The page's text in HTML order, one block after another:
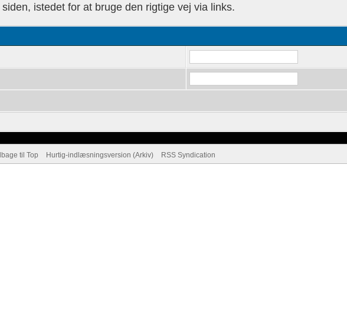
istedet for at bruge den rigtige vej via links.
til Top Hurtig-indlæsningsversion (Arkiv) RSS Syndication